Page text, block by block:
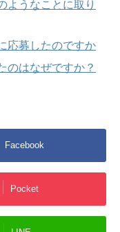
ようなことに取り
応募したのですか
のはなぜですか？
Facebook
Pocket